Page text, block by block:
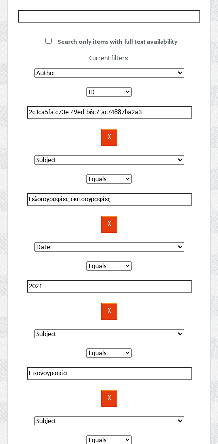
Search only items with full text availability
Current filters: